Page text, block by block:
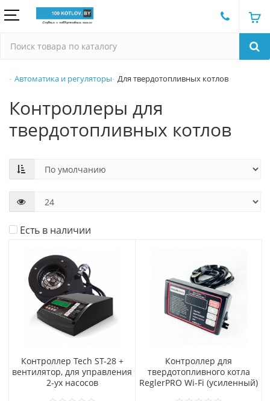
Автоматика и регуляторы Для твердотопливных котлов
Контроллеры для
твердотопливных котлов
Есть в наличии
Контроллер Tech ST-28 +
вентилятор, для управления
2-ух насосов
Контроллер для
твердотопливного котла
ReglerPRO Wi-Fi (усиленный)